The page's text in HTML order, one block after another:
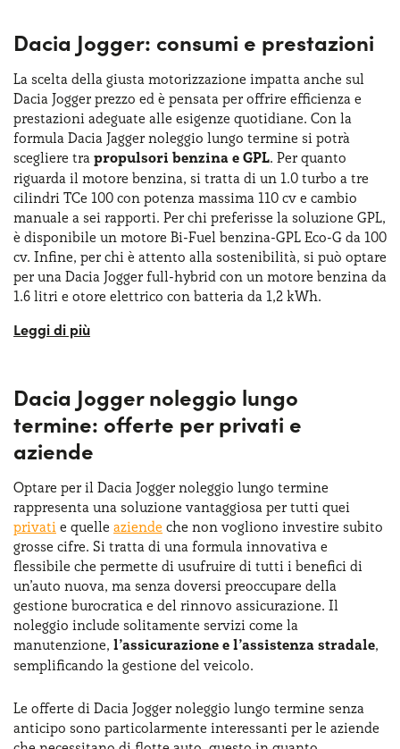
Dacia Jogger: consumi e prestazioni
La scelta della giusta motorizzazione impatta anche sul
Dacia Jogger prezzo ed è pensata per offrire efficienza e
prestazioni adeguate alle esigenze quotidiane. Con la
formula Dacia Jagger noleggio lungo termine si potrà
scegliere tra propulsori benzina e GPL. Per quanto
riguarda il motore benzina, si tratta di un 1.0 turbo a tre
cilindri TCe 100 con potenza massima 110 cv e cambio
manuale a sei rapporti. Per chi preferisse la soluzione GPL,
è disponibile un motore Bi-Fuel benzina-GPL Eco-G da 100
cv. Infine, per chi è attento alla sostenibilità, si può optare
per una Dacia Jogger full-hybrid con un motore benzina da
1.6 litri e otore elettrico con batteria da 1,2 kWh.
In termini di consumi, la Dacia Jogger si dimostra
garantisce un risparmio significativo sul costo del
carburante. Le prestazioni sono adeguate al segmento e
prevedono una velocità massima di circa 175 km/h e
un’accelerazione da 0 a 100 km/h in poco più di 10 secondi
strada, la Jogger si comporta sempre molto bene su strade
extraurbane e autostrade, grazie a una sospensione solida
e a una buona tenuta di strada.
Dacia Jogger noleggio lungo
termine: offerte per privati e
aziende
Optare per il Dacia Jogger noleggio lungo termine
rappresenta una soluzione vantaggiosa per tutti quei
privati e quelle aziende che non vogliono investire subito
grosse cifre. Si tratta di una formula innovativa e
flessibile che permette di usufruire di tutti i benefici di
un’auto nuova, ma senza doversi preoccupare della
gestione burocratica e del rinnovo assicurazione. Il
noleggio include solitamente servizi come la
manutenzione, l’assicurazione e l’assistenza stradale,
semplificando la gestione del veicolo.
Le offerte di Dacia Jogger noleggio lungo termine senza
anticipo sono particolarmente interessanti per le aziende